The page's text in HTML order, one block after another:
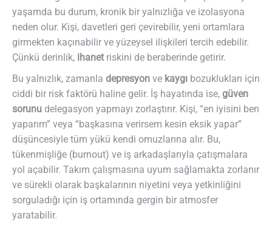
yaşamda bu durum, kronik bir yalnızlığa ve izolasyona
neden olur. Kişi, davetleri geri çevirebilir, yeni ortamlara
girmekten kaçınabilir ve yüzeysel ilişkileri tercih edebilir.
Çünkü derinlik, ihanetriskini de beraberinde getirir.
Bu yalnızlık, zamanla depresyon ve kaygı bozuklukları için
ciddi bir risk faktörü haline gelir. İş hayatında ise, güven
sorunu delegasyon yapmayı zorlaştırır. Kişi, “en iyisini ben
yaparım” veya “başkasına verirsem kesin eksik yapar”
düşüncesiyle tüm yükü kendi omuzlarına alır. Bu,
tükenmişliğe (burnout) ve iş arkadaşlarıyla çatışmalara
yol açabilir. Takım çalışmasına uyum sağlamakta zorlanır
ve sürekli olarak başkalarının niyetini veya yetkinliğini
sorguladığı için iş ortamında gergin bir atmosfer
yaratabilir.